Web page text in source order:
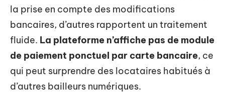
la prise en compte des modifications
bancaires, d’autres rapportent un traitement
fluide. La plateforme n’affiche pas de module
de paiement ponctuel par carte bancaire, ce
qui peut surprendre des locataires habitués à
d’autres bailleurs numériques.